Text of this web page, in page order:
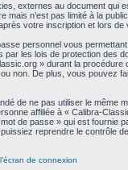
externes au document qui
n’est pas limité à la
votre inscription et lors
personnel vous
les lois de protection des
» durant la
De plus, vous pouvez
de ne pas utiliser le
affiliée à « Calibra-
de passe » qui est fournie
reprendre le contrôle
de connexion